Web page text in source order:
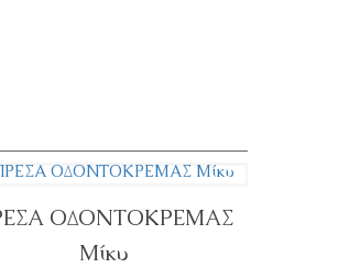
ΠΡΟΣΘΉΚΗ ΣΤΟ ΚΑΛΆΘΙ
ΟΔΟΝΤΟΚΡΕΜΑΣ
Μίκυ